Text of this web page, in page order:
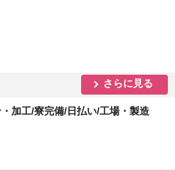
さらに見る
加工/寮完備/日払い/工場・製造